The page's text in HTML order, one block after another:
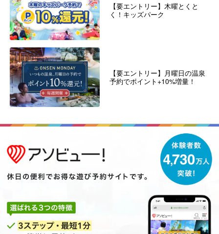
【要エントリー】木曜とくと
く！キッズパーク
【要エントリー】月曜日の温泉
予約でポイント+10%増量！